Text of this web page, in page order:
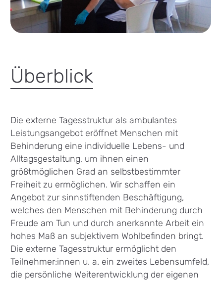
Überblick
Die externe Tagesstruktur als ambulantes
Leistungsangebot eröffnet Menschen mit
Behinderung eine individuelle Lebens- und
Alltagsgestaltung, um ihnen einen
größtmöglichen Grad an selbstbestimmter
Freiheit zu ermöglichen. Wir schaffen ein
Angebot zur sinnstiftenden Beschäftigung,
welches den Menschen mit Behinderung durch
Freude am Tun und durch anerkannte Arbeit ein
hohes Maß an subjektivem Wohlbefinden bringt.
Die externe Tagesstruktur ermöglicht den
Teilnehmer:innen u. a. ein zweites Lebensumfeld,
die persönliche Weiterentwicklung der eigenen